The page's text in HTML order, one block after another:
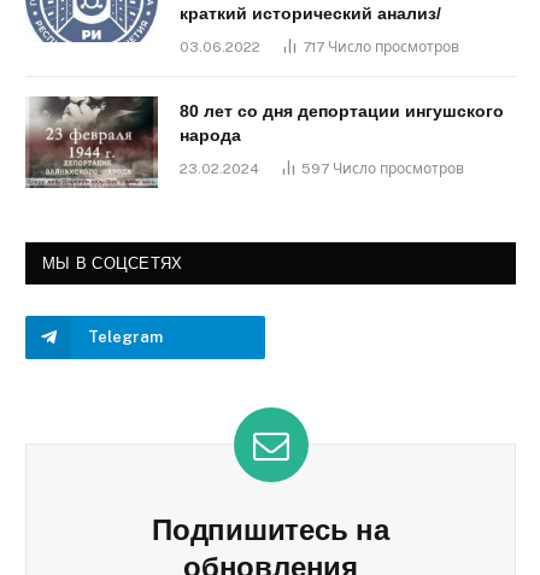
краткий исторический анализ/
03.06.2022 717 Число просмотров
80 лет со дня депортации ингушского
народа
23.02.2024 597 Число просмотров
МЫ В СОЦСЕТЯХ
Telegram
Подпишитесь на
обновления